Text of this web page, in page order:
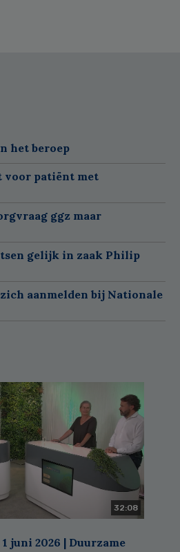
het beroep
voor patiënt met
ggz maar
gelijk in zaak Philip
aanmelden bij Nationale
32:08
juni 2026 | Duurzame